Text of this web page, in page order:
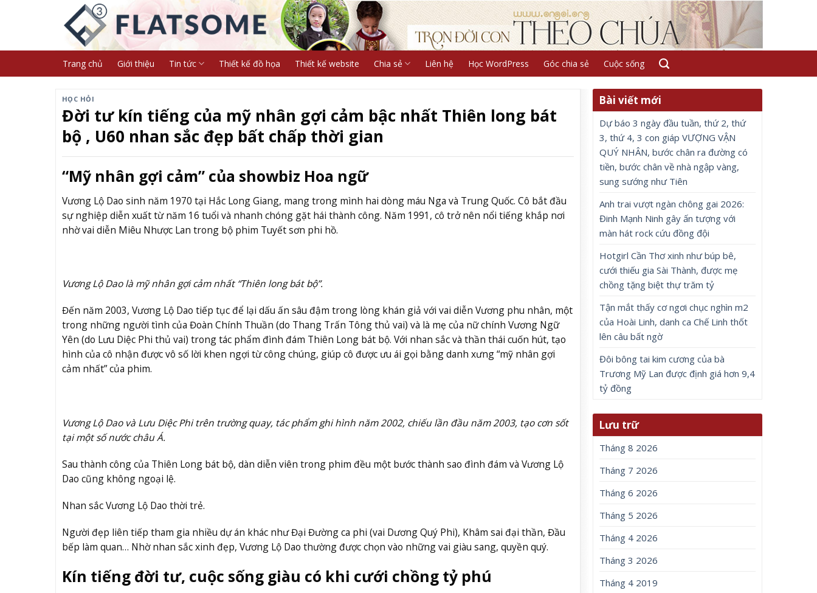
Trang chủ Giới thiệu Tin tức Thiết kế đồ họa Thiết kế website Chia sẻ Liên hệ Học WordPress Góc chia sẻ Cuộc sống
HỌC HỎI
Đời tư kín tiếng của mỹ nhân gợi cảm bậc nhất Thiên long bát
bộ , U60 nhan sắc đẹp bất chấp thời gian
“Mỹ nhân gợi cảm” của showbiz Hoa ngữ
Vương Lộ Dao sinh năm 1970 tại Hắc Long Giang, mang trong mình hai dòng máu Nga và Trung Quốc. Cô bắt đầu
sự nghiệp diễn xuất từ năm 16 tuổi và nhanh chóng gặt hái thành công. Năm 1991, cô trở nên nổi tiếng khắp nơi
nhờ vai diễn Miêu Nhược Lan trong bộ phim Tuyết sơn phi hồ.
Vương Lộ Dao là mỹ nhân gợi cảm nhất “Thiên long bát bộ”.
Đến năm 2003, Vương Lộ Dao tiếp tục để lại dấu ấn sâu đậm trong lòng khán giả với vai diễn Vương phu nhân, một
trong những người tình của Đoàn Chính Thuần (do Thang Trấn Tông thủ vai) và là mẹ của nữ chính Vương Ngữ
Yên (do Lưu Diệc Phi thủ vai) trong tác phẩm đình đám Thiên Long bát bộ. Với nhan sắc và thần thái cuốn hút, tạo
hình của cô nhận được vô số lời khen ngợi từ công chúng, giúp cô được ưu ái gọi bằng danh xưng “mỹ nhân gợi
cảm nhất” của phim.
Vương Lộ Dao và Lưu Diệc Phi trên trường quay, tác phẩm ghi hình năm 2002, chiếu lần đầu năm 2003, tạo cơn sốt
tại một số nước châu Á.
Sau thành công của Thiên Long bát bộ, dàn diễn viên trong phim đều một bước thành sao đình đám và Vương Lộ
Dao cũng không ngoại lệ.
Nhan sắc Vương Lộ Dao thời trẻ.
Người đẹp liên tiếp tham gia nhiều dự án khác như Đại Đường ca phi (vai Dương Quý Phi), Khâm sai đại thần, Đầu
bếp làm quan… Nhờ nhan sắc xinh đẹp, Vương Lộ Dao thường được chọn vào những vai giàu sang, quyền quý.
Kín tiếng đời tư, cuộc sống giàu có khi cưới chồng tỷ phú
Bài viết mới
Dự báo 3 ngày đầu tuần, thứ 2, thứ
3, thứ 4, 3 con giáp VƯỢNG VẬN
QUÝ NHÂN, bước chân ra đường có
tiền, bước chân về nhà ngập vàng,
sung sướng như Tiên
Anh trai vượt ngàn chông gai 2026:
Đinh Mạnh Ninh gây ấn tượng với
màn hát rock cứu đồng đội
Hotgirl Cần Thơ xinh như búp bê,
cưới thiếu gia Sài Thành, được mẹ
chồng tặng biệt thự trăm tỷ
Tận mắt thấy cơ ngơi chục nghìn m2
của Hoài Linh, danh ca Chế Linh thốt
lên câu bất ngờ
Đôi bông tai kim cương của bà
Trương Mỹ Lan được định giá hơn 9,4
tỷ đồng
Lưu trữ
Tháng 8 2026
Tháng 7 2026
Tháng 6 2026
Tháng 5 2026
Tháng 4 2026
Tháng 3 2026
Tháng 4 2019